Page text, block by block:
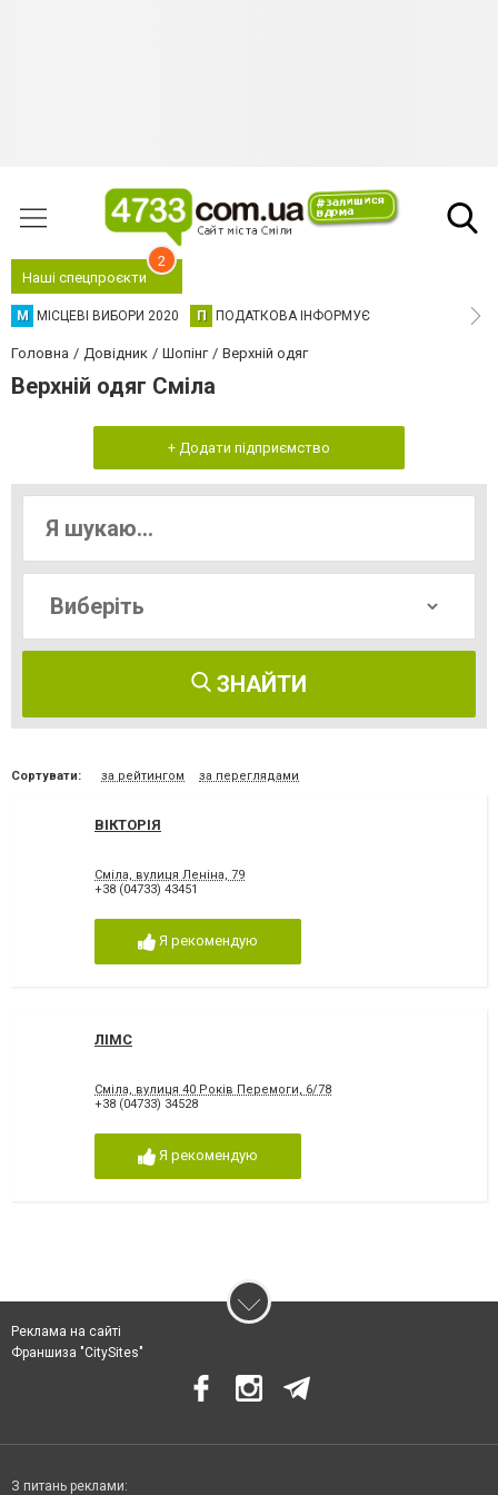
Наші спецпроєкти
2
М МІСЦЕВІ ВИБОРИ 2020 П ПОДАТКОВА ІНФОРМУЄ
Головна Довідник Шопінг Верхній одяг
Верхній одяг Сміла
+ Додати підприємство
ЗНАЙТИ
Сортувати: за рейтингом за переглядами
ВІКТОРІЯ
Сміла, вулиця Леніна, 79
+38 (04733) 43451
Я рекомендую
ЛІМС
Сміла, вулиця 40 Років Перемоги, 6/78
+38 (04733) 34528
Я рекомендую
Реклама на сайті
Франшиза "CitySites"
З питань реклами: